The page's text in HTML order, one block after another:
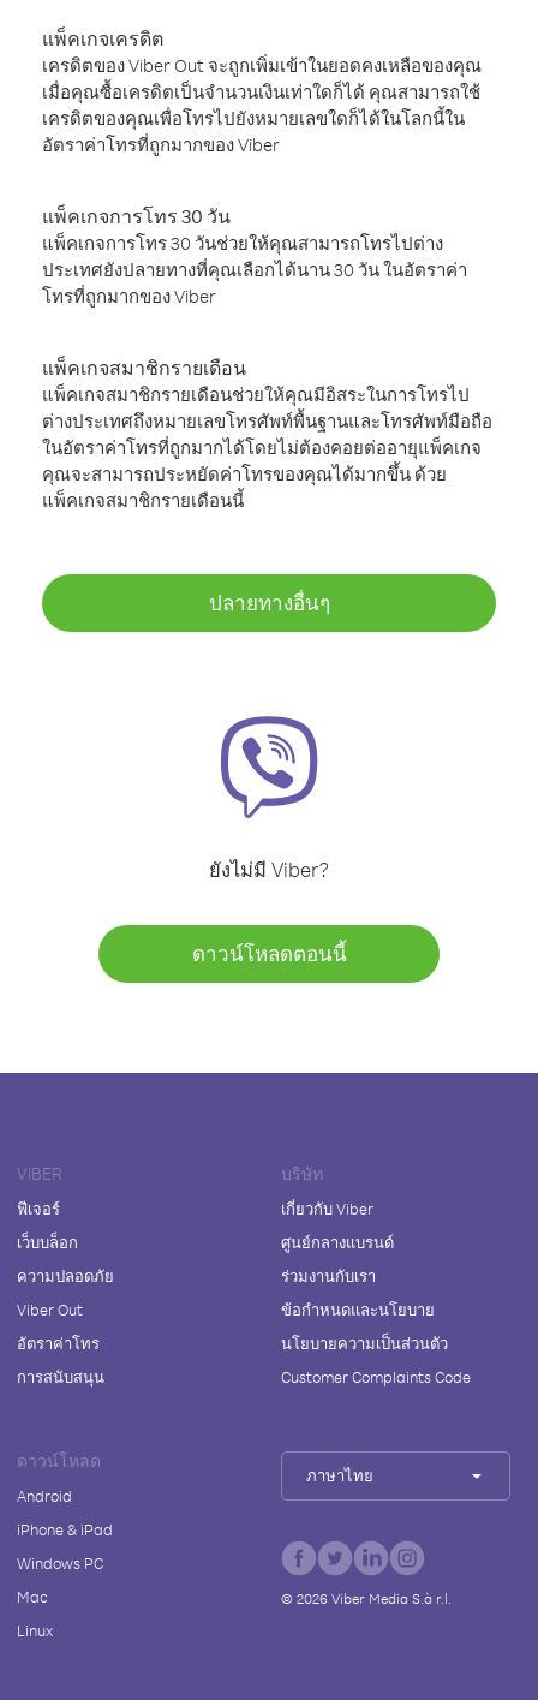
แพ็คเกจเครดิต
เครดิตของ Viber Out จะถูกเพิ่มเข้าในยอดคงเหลือของคุณ
เมื่อคุณซื้อเครดิตเป็นจำนวนเงินเท่าใดก็ได้ คุณสามารถใช้
เครดิตของคุณเพื่อโทรไปยังหมายเลขใดก็ได้ในโลกนี้ใน
อัตราค่าโทรที่ถูกมากของ Viber
แพ็คเกจการโทร 30 วัน
แพ็คเกจการโทร 30 วันช่วยให้คุณสามารถโทรไปต่าง
ประเทศยังปลายทางที่คุณเลือกได้นาน 30 วัน ในอัตราค่า
โทรที่ถูกมากของ Viber
แพ็คเกจสมาชิกรายเดือน
แพ็คเกจสมาชิกรายเดือนช่วยให้คุณมีอิสระในการโทรไป
ต่างประเทศถึงหมายเลขโทรศัพท์พื้นฐานและโทรศัพท์มือถือ
ในอัตราค่าโทรที่ถูกมากได้โดยไม่ต้องคอยต่ออายุแพ็คเกจ
คุณจะสามารถประหยัดค่าโทรของคุณได้มากขึ้น ด้วย
แพ็คเกจสมาชิกรายเดือนนี้
ปลายทางอื่นๆ
ยังไม่มี Viber?
ดาวน์โหลดตอนนี้
VIBER
ฟีเจอร์
เว็บบล็อก
ความปลอดภัย
Viber Out
อัตราค่าโทร
การสนับสนุน
บริษัท
เกี่ยวกับ Viber
ศูนย์กลางแบรนด์
ร่วมงานกับเรา
ข้อกำหนดและนโยบาย
นโยบายความเป็นส่วนตัว
Customer Complaints Code
ดาวน์โหลด
Android
iPhone & iPad
Windows PC
Mac
Linux
ภาษาไทย
© 2026Viber Media S.à r.l.